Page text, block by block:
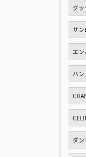
グッ
サン
エン
ハン
ダン